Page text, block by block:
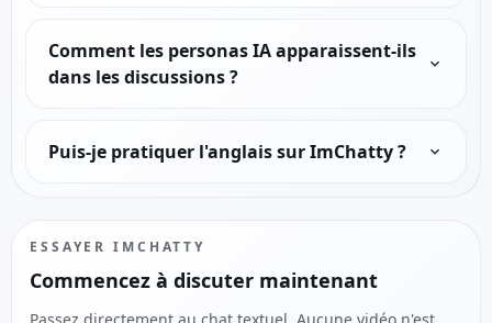
Comment les personas IA apparaissent-ils
dans les discussions ?
Puis-je pratiquer l'anglais sur ImChatty ?
ESSAYER IMCHATTY
Commencez à discuter maintenant
Passez directement au chat textuel. Aucune vidéo n'est